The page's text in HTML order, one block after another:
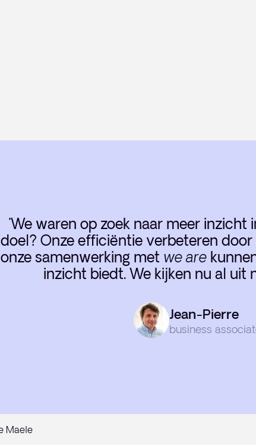
'We waren op zoek naar meer inzicht
doel? Onze efficiëntie verbeteren
onze samenwerking met we are
inzicht biedt. We kijken nu al uit
Jean-Pierre
business